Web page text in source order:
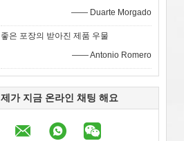
—— Duarte Morgado
좋은 포장의 받아진 제품 우물
—— Antonio Romero
제가 지금 온라인 채팅 해요